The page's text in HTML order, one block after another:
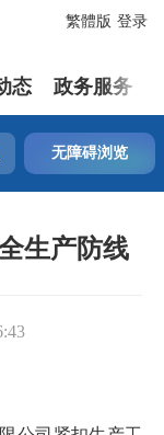
登录
繁體版
态 政务服务
无障碍浏览
生产防线